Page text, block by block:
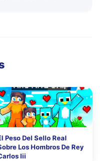
Peso Del Sello Real
Los Hombros De Rey
Iii